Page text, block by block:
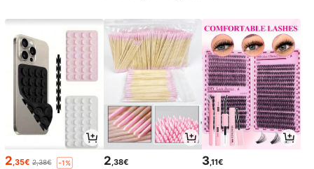
2,35€ 2,38€ -1% 2,38€ 3,11€